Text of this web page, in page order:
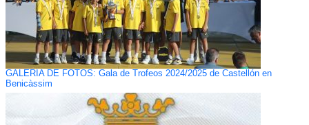
GALERÍA DE FOTOS: Gala de Trofeos 2024/2025 de Castellón en
Benicàssim